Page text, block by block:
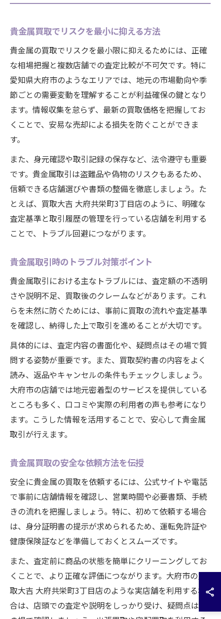
貴金属買取でリスクを最小に抑える方法
貴金属の買取でリスクを最小限に抑えるためには、正確
な相場把握と複数店舗での査定比較が不可欠です。特に
愛知県大府市のようなエリアでは、地元の市場動向や季
節ごとの需要変動を理解することが利益確保の鍵となり
ます。情報収集を怠らず、最新の買取価格を把握してお
くことで、安易な売却による損失を防ぐことができま
す。
また、身元確認や取引記録の保存など、法令遵守も重要
です。貴金属取引は盗難品や偽物のリスクもあるため、
信頼できる店舗選びや書類の整備を徹底しましょう。た
とえば、買取大吉 大府共栄町3丁目店のように、明確な
査定基準と取引履歴の管理を行っている店舗を利用する
ことで、トラブル回避につながります。
貴金属取引時のトラブル対策ポイント
貴金属取引における主なトラブルには、査定額の不透明
さや説明不足、買取後のクレームなどがあります。これ
らを未然に防ぐためには、事前に買取の流れや査定基準
を確認し、納得した上で取引を進めることが大切です。
具体的には、査定内容の書面化や、疑問点はその場で質
問する姿勢が重要です。また、買取契約書の内容をよく
読み、返品やキャンセルの条件もチェックしましょう。
大府市の店舗では地元密着型のサービスを提供している
ところも多く、口コミや実際の利用者の声も参考になり
ます。こうした情報を活用することで、安心して貴金属
取引が行えます。
貴金属買取の安全な依頼方法を伝授
安全に貴金属の買取を依頼するには、公式サイトや電話
で事前に店舗情報を確認し、営業時間や必要書類、手続
きの流れを把握しましょう。特に、初めて依頼する場合
は、身分証明書の提示が求められるため、運転免許証や
健康保険証などを準備しておくとスムーズです。
また、査定前に商品の状態を簡単にクリーニングしてお
くことで、より正確な評価につながります。大府市の買
取大吉 大府共栄町3丁目店のような実店舗を利用する場
合は、店頭での査定や説明をしっかり受け、疑問点はそ